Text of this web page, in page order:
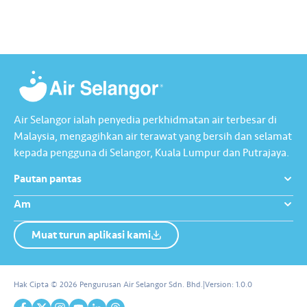
Tentang Kami
Air Selangor ialah penyedia perkhidmatan air terbesar di
Malaysia, mengagihkan air terawat yang bersih dan selamat
kepada pengguna di Selangor, Kuala Lumpur dan Putrajaya.
Pautan pantas
Am
Muat turun aplikasi kami
Hak Cipta © 2026 Pengurusan Air Selangor Sdn. Bhd. Version: 1.0.0